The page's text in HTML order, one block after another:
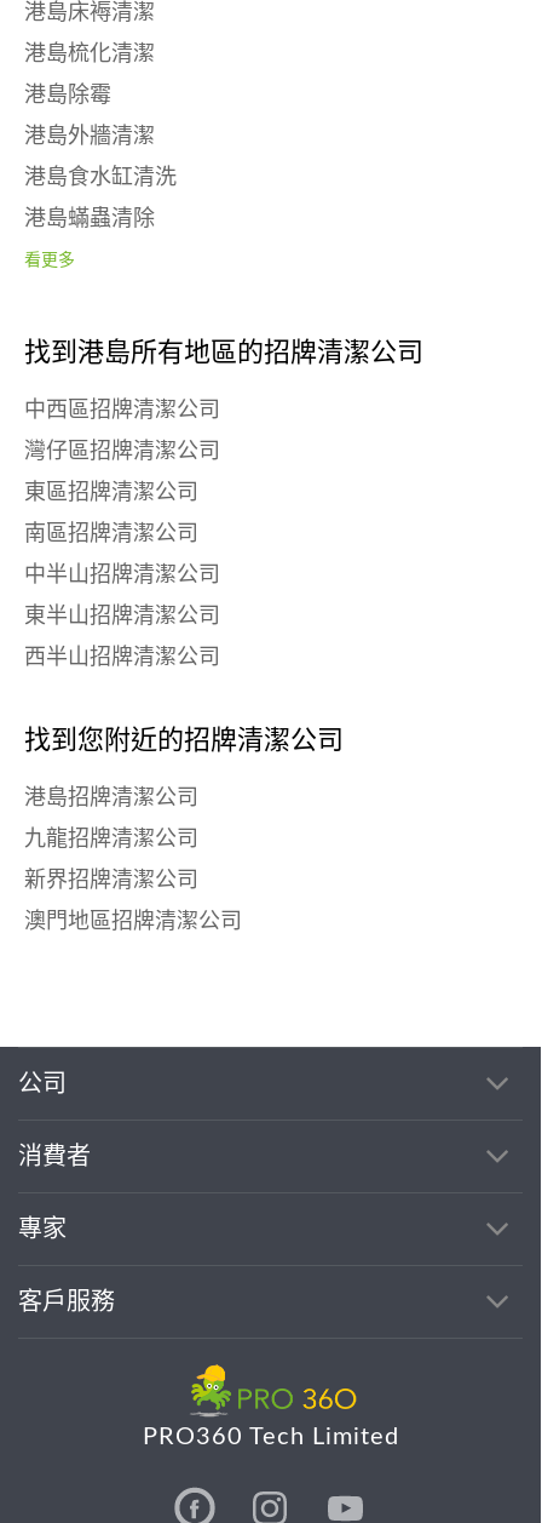
港島床褥清潔
港島梳化清潔
港島除霉
港島外牆清潔
港島食水缸清洗
港島蟎蟲清除
看更多
找到港島所有地區的招牌清潔公司
中西區招牌清潔公司
灣仔區招牌清潔公司
東區招牌清潔公司
南區招牌清潔公司
中半山招牌清潔公司
東半山招牌清潔公司
西半山招牌清潔公司
找到您附近的招牌清潔公司
港島招牌清潔公司
九龍招牌清潔公司
新界招牌清潔公司
澳門地區招牌清潔公司
公司
消費者
專家
客戶服務
PRO360 Tech Limited